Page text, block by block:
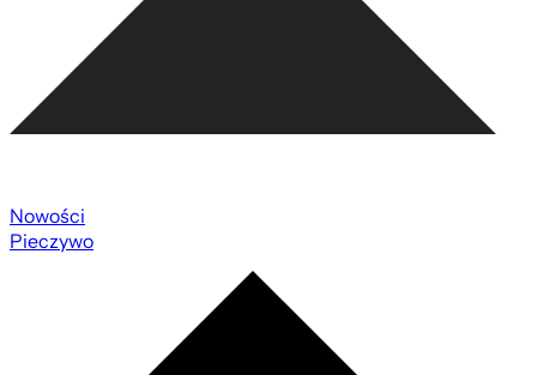
Nowości
Pieczywo